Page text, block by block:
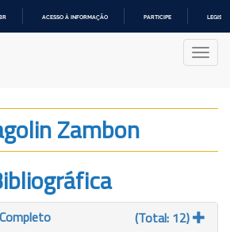
ACESSO À INFORMAÇÃO PARTICIPE
Zambon
(Total: 12)